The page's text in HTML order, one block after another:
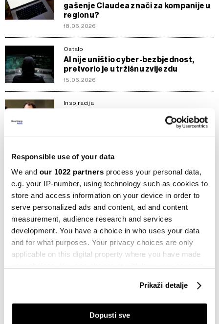
Responsible use of your data
We and our 1022 partners process your personal data,
e.g. your IP-number, using technology such as cookies to
store and access information on your device in order to
serve personalized ads and content, ad and content
measurement, audience research and services
development. You have a choice in who uses your data
and for what purposes. Your privacy choices are only
applicable on this digital property where you have made
If you allow, we would also like to:
Prikaži detalje
Dopusti sve
gašenje Claudea znači za kompanije u
regionu?
18.06.2026
Ostalo
AI nije uništio cyber-bezbjednost,
pretvorio je u tržišnu zvijezdu
15.06.2026
Inspiracija
Dok drugi šire timove, Dario Amodei
sveo direktno rukovođenje na jednu
OpenAI u tišini priprema izlazak na
berzu dok rivali ubrzavaju IPO planove
09.06.2026
Newsletter
Ekonomska neizvjesnost raste dok AI
sektor ubrzava
06.06.2026
EU otvara vrata jeftinijem roamingu za
05.06.2026